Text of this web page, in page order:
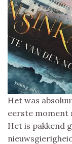
Het was
eerste moment
Het is pakkend